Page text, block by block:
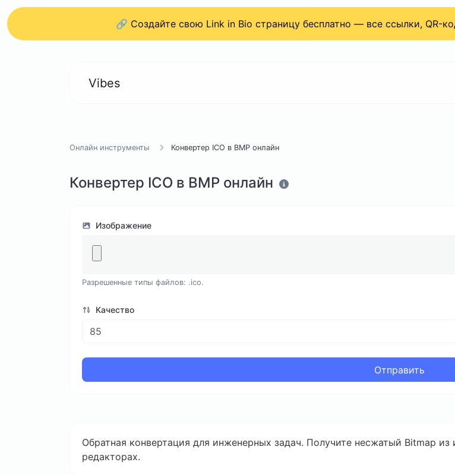
🔗 Создайте свою Link in Bio страницу бесплатно — все ссылки, QR-
Vibes
Онлайн инструменты Конвертер ICO в BMP онлайн
Конвертер ICO в BMP онлайн
Изображение
Разрешенные типы файлов: .ico.
Качество
Отправить
Обратная конвертация для инженерных задач. Получите несжатый Bitmap
редакторах.